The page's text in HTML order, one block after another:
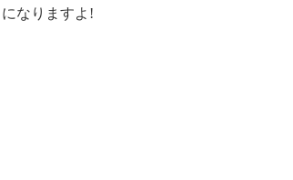
なりますよ!